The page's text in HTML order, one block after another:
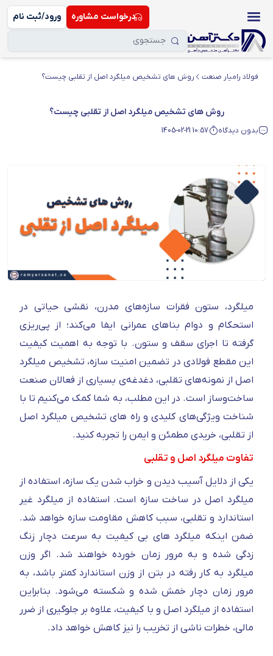
درخواست مشاوره ورود/ثبت نام
فولاد رامیار صنعت روش های تشخیص میلگرد اصل از تقلبی چیست؟
روش های تشخیص میلگرد اصل از تقلبی چیست؟
بدون دیدگاه 1405-02-21 10:57
میلگرد، ستون فقرات سازه‌های مدرن، نقشی حیاتی در
استحکام و دوام بناهای عمرانی ایفا می‌کند؛ از پی‌ریزی
گرفته تا اجرای سقف و ستون. با توجه به اهمیت کیفیت
این مقطع فولادی در تضمین امنیت سازه، تشخیص میلگرد
اصل از نمونه‌های تقلبی، دغدغه‌ی بسیاری از فعالان صنعت
ساخت‌وساز است. در این مطلب، به شما کمک می‌کنیم تا با
شناخت ویژگی‌های کلیدی و راه های تشخیص میلگرد اصل
از تقلبی، خریدی مطمئن و ایمن را تجربه کنید.
تفاوت میلگرد اصل و تقلبی
یکی از دلایل آسیب دیدن و خراب شدن یک سازه، استفاده از
میلگرد اصل در ساخت سازه است. استفاده از میلگرد غیر
استاندارد و تقلبی، سبب کاهش مقاومت سازه خواهد شد.
ضمن اینکه میلگرد های بی کیفیت به سرعت دچار زنگ
زدگی شده و به مرور زمان خورده خواهند شد. اگر وزن
میلگرد به کار رفته در بتن از وزن استاندارد کمتر باشد، به
مرور زمان دچار خمش شده و شکسته می‌شود. بنابراین
استفاده از میلگرد اصل و با کیفیت، علاوه بر جلوگیری از ضرر
مالی، خطرات ناشی از تخریب را نیز کاهش خواهد داد.